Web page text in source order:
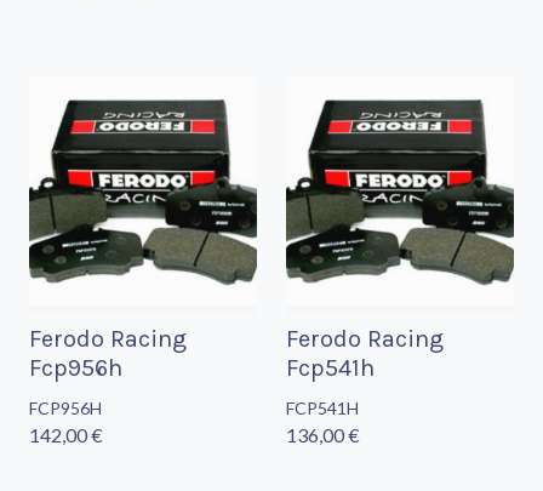
Ferodo Racing
Fcp956h
FCP956H
142,00 €
Ferodo Racing
Fcp541h
FCP541H
136,00 €